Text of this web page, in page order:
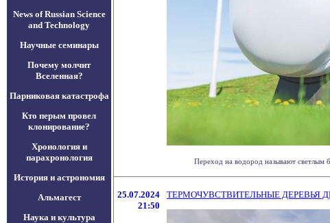
News of Russian Science
and Technology
Научные семинары
Почему молчит
Вселенная?
Парниковая катастрофа
Кто перым провел
клонирование?
Хронология и
парахронология
История и астрономия
Альмагест
Наука и культура
Переход на водород называют светлым
25.07.2024
21:50
ТЕРМОЧУВСТВИТЕЛЬНЫЕ ДЕРЕВЬЯ